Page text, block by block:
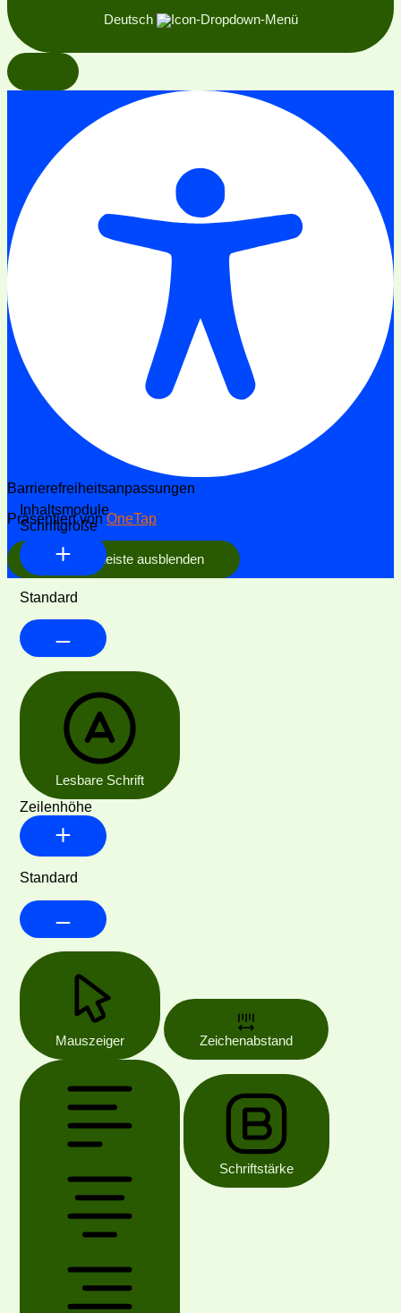
Deutsch
Barrierefreiheitsanpassungen
Präsentiert vonOneTap
Werkzeugleiste ausblenden
Inhaltsmodule
Schriftgröße
Standard
Lesbare Schrift
Zeilenhöhe
Standard
Mauszeiger Zeichenabstand
Schriftstärke